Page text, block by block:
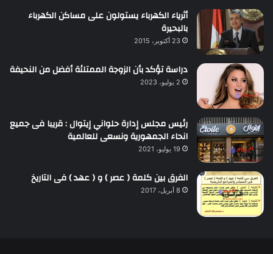
أثرياء الكهرباء يستولون على مساكن الكهرباء
بالبحيرة
23 أكتوبر، 2015
دراسة تؤكد بأن الزوجة الممتلئة أفضل من النحيفة
2 يوليو، 2023
رئيس مجلس إدارة حلواني إيتوال : قريبا فى جميع
انحاء الجمهورية ونسعى للعالمية
19 يوليو، 2021
الفرق بين كلمة ( عصر ) و ( عهد ) فى التاريخ
8 أبريل، 2017